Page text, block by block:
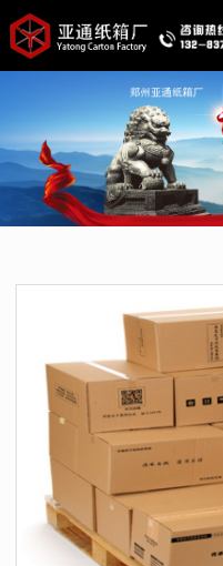
瓦楞纸箱
小型纸箱 公司简介 新闻资讯